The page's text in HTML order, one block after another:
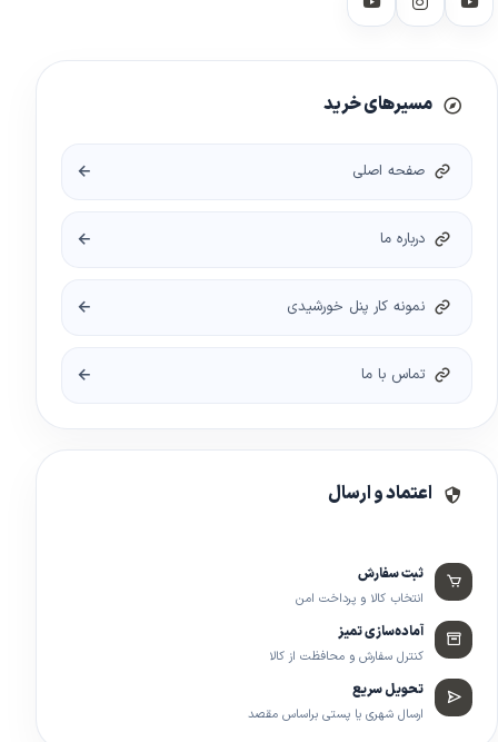
مسیرهای خرید
صفحه اصلی
درباره ما
نمونه کار پنل خورشیدی
تماس با ما
اعتماد و ارسال
ثبت سفارش
انتخاب کالا و پرداخت امن
آماده‌سازی تمیز
کنترل سفارش و محافظت از کالا
تحویل سریع
ارسال شهری یا پستی براساس مقصد